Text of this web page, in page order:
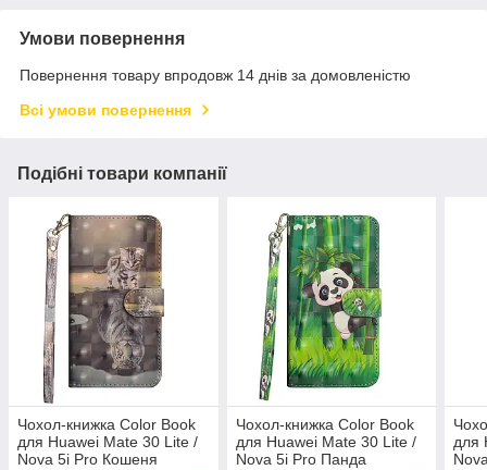
Умови повернення
Повернення товару впродовж 14 днів за домовленістю
Всі умови повернення
Подібні товари компанії
Чохол-книжка Color Book
для Huawei Mate 30 Lite /
Nova 5i Pro Кошеня
Чохол-книжка Color Book
для Huawei Mate 30 Lite /
Nova 5i Pro Панда
для